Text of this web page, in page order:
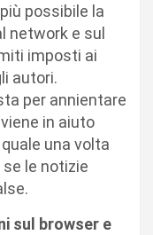
possibile la
network e sul
imposti ai
autori.
per annientare
in aiuto
una volta
le notizie
sul browser e